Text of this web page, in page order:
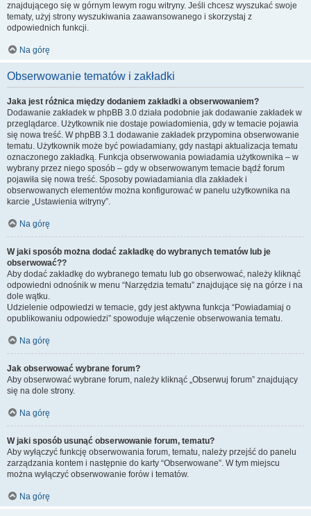
znajdującego się w górnym lewym rogu witryny. Jeśli chcesz wyszukać swoje
tematy, użyj strony wyszukiwania zaawansowanego i skorzystaj z
odpowiednich funkcji.
Na górę
Obserwowanie tematów i zakładki
Jaka jest różnica między dodaniem zakładki a obserwowaniem?
Dodawanie zakładek w phpBB 3.0 działa podobnie jak dodawanie zakładek w
przeglądarce. Użytkownik nie dostaje powiadomienia, gdy w temacie pojawia
się nowa treść. W phpBB 3.1 dodawanie zakładek przypomina obserwowanie
tematu. Użytkownik może być powiadamiany, gdy nastąpi aktualizacja tematu
oznaczonego zakładką. Funkcja obserwowania powiadamia użytkownika – w
wybrany przez niego sposób – gdy w obserwowanym temacie bądź forum
pojawiła się nowa treść. Sposoby powiadamiania dla zakładek i
obserwowanych elementów można konfigurować w panelu użytkownika na
karcie „Ustawienia witryny”.
Na górę
W jaki sposób można dodać zakładkę do wybranych tematów lub je
obserwować??
Aby dodać zakładkę do wybranego tematu lub go obserwować, należy kliknąć
odpowiedni odnośnik w menu “Narzędzia tematu” znajdujące się na górze i na
dole wątku.
Udzielenie odpowiedzi w temacie, gdy jest aktywna funkcja “Powiadamiaj o
opublikowaniu odpowiedzi” spowoduje włączenie obserwowania tematu.
Na górę
Jak obserwować wybrane forum?
Aby obserwować wybrane forum, należy kliknąć „Obserwuj forum” znajdujący
się na dole strony.
Na górę
W jaki sposób usunąć obserwowanie forum, tematu?
Aby wyłączyć funkcję obserwowania forum, tematu, należy przejść do panelu
zarządzania kontem i następnie do karty “Obserwowane”. W tym miejscu
można wyłączyć obserwowanie forów i tematów.
Na górę